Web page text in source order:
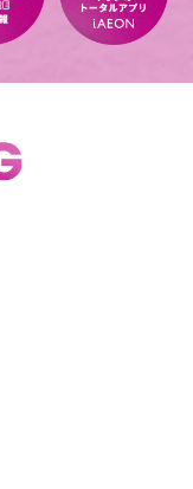
ホームコーディ つま先
、ヒールスリッパ 」 商